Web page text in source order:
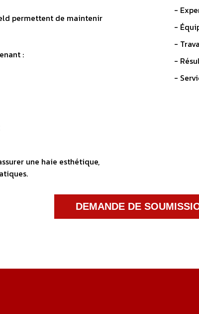
permettent de maintenir
:
une haie esthétique,
-
-
-
-
-
DEMANDE DE